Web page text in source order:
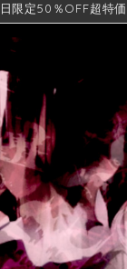
日限定50％OFF超特